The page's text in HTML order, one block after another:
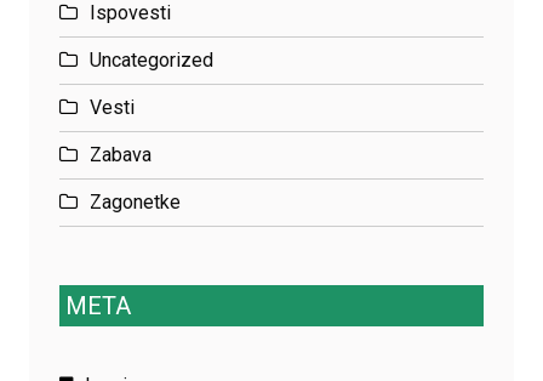
Ispovesti
Uncategorized
Vesti
Zabava
Zagonetke
META